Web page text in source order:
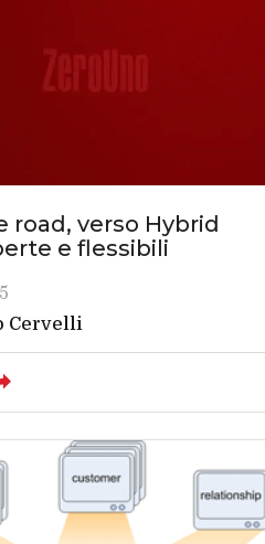
road, verso Hybrid
e flessibili
Cervelli